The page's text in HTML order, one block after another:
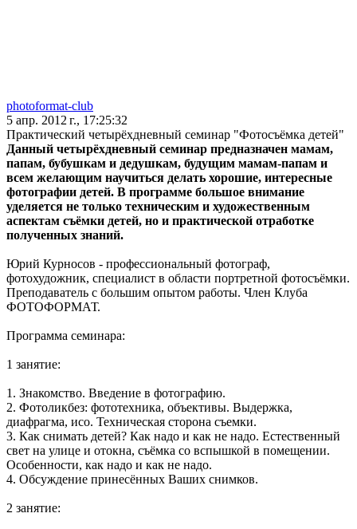
photoformat-club
5 апр. 2012 г., 17:25:32
Практический четырёхдневный семинар "Фотосъёмка детей"
Данный четырёхдневный семинар предназначен мамам,
папам, бубушкам и дедушкам, будущим мамам-папам и
всем желающим научиться делать хорошие, интересные
фотографии детей. В программе большое внимание
уделяется не только техническим и художественным
аспектам съёмки детей, но и практической отработке
полученных знаний.
Юрий Курносов - профессиональный фотограф,
фотохудожник, специалист в области портретной фотосъёмки.
Преподаватель с большим опытом работы. Член Клуба
ФОТОФОРМАТ.
Программа семинара:
1 занятие:
1. Знакомство. Введение в фотографию.
2. Фотоликбез: фототехника, объективы. Выдержка,
диафрагма, исо. Техническая сторона съемки.
3. Как снимать детей? Как надо и как не надо. Естественный
свет на улице и отокна, съёмка со вспышкой в помещении.
Особенности, как надо и как не надо.
4. Обсуждение принесённых Ваших снимков.
2 занятие: